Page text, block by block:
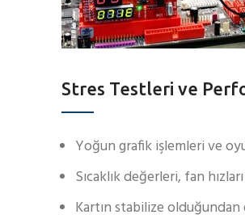
Stres Testleri ve
Yoğun grafik işlemleri ve
Sıcaklık değerleri, fan
Kartın stabilize